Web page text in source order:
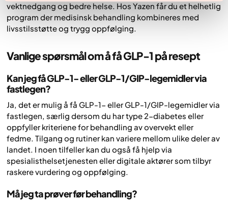
vektnedgang og bedre helse. Hos Yazen får du et helhetlig
program der medisinsk behandling kombineres med
livsstilsstøtte og trygg oppfølging.
Vanlige spørsmål om å få GLP-1 på resept
Kan jeg få GLP-1- eller GLP-1/GIP-legemidler via
fastlegen?
Ja, det er mulig å få GLP-1- eller GLP-1/GIP-legemidler via
fastlegen, særlig dersom du har type 2-diabetes eller
oppfyller kriteriene for behandling av overvekt eller
fedme. Tilgang og rutiner kan variere mellom ulike deler av
landet. I noen tilfeller kan du også få hjelp via
spesialisthelsetjenesten eller digitale aktører som tilbyr
raskere vurdering og oppfølging.
Må jeg ta prøver før behandling?